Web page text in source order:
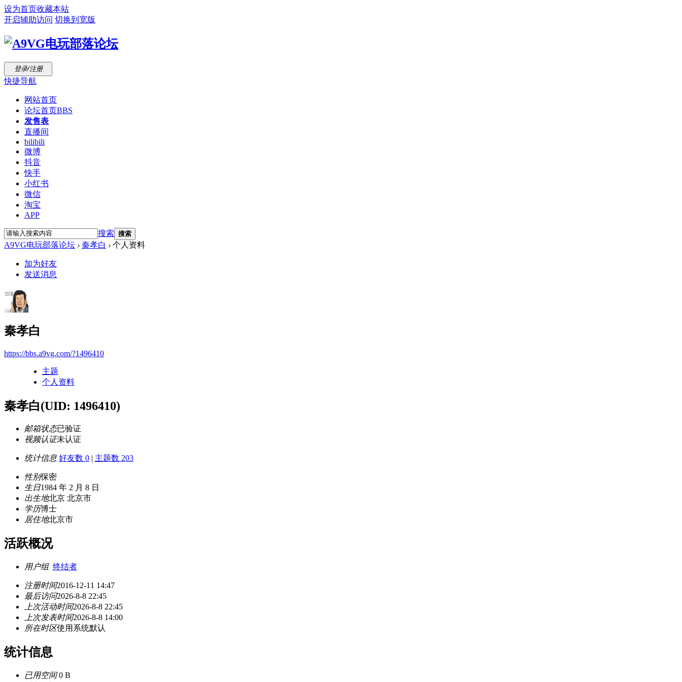
设为首页收藏本站
开启辅助访问 切换到宽版
登录/注册
快捷导航
网站首页
论坛首页BBS
发售表
直播间
bilibili
微博
抖音
快手
小红书
微信
淘宝
APP
搜索 搜索
A9VG电玩部落论坛 › 秦孝白 › 个人资料
加为好友
发送消息
秦孝白
https://bbs.a9vg.com/?1496410
主题
个人资料
秦孝白(UID: 1496410)
邮箱状态已验证
视频认证未认证
统计信息 好友数 0 | 主题数 203
性别保密
生日1984 年 2 月 8 日
出生地北京 北京市
学历博士
居住地北京市
活跃概况
用户组 终结者
注册时间2016-12-11 14:47
最后访问2026-8-8 22:45
上次活动时间2026-8-8 22:45
上次发表时间2026-8-8 14:00
所在时区使用系统默认
统计信息
已用空间0 B